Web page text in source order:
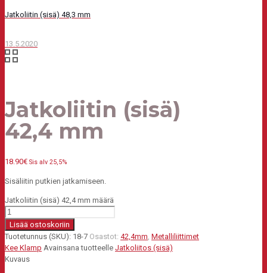
Jatkoliitin (sisä) 48,3 mm
13.5.2020
Jatkoliitin (sisä)
42,4 mm
18.90€ Sis alv 25,5%
Sisäliitin putkien jatkamiseen.
Jatkoliitin (sisä) 42,4 mm määrä
Lisää ostoskoriin
Tuotetunnus (SKU): 18-7 Osastot: 42,4mm, Metalliliittimet
Kee Klamp Avainsana tuotteelle Jatkoliitos (sisä)
Kuvaus